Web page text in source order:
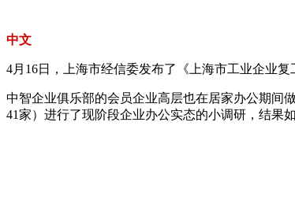
中文
4月16日，上海市经信委发布了《上海市工业企业
中智企业俱乐部的会员企业高层也在居家办公期间
41家）进行了现阶段企业办公实态的小调研，结果